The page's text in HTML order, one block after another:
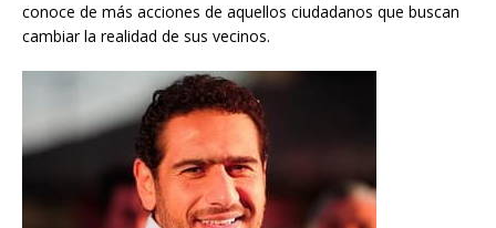
conoce de más acciones de aquellos ciudadanos que buscan
cambiar la realidad de sus vecinos.